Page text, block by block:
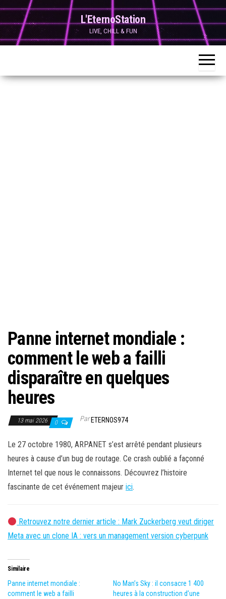
Skip
to
content
L'EternoStation
LIVE, CHILL & FUN
Panne internet mondiale :
comment le web a failli
disparaître en quelques
heures
13 mai 2026 0 ParETERNOS974
Le 27 octobre 1980, ARPANET s’est arrêté pendant plusieurs
heures à cause d’un bug de routage. Ce crash oublié a façonné
Internet tel que nous le connaissons. Découvrez l’histoire
fascinante de cet événement majeur ici.
Retrouvez notre dernier article : Mark Zuckerberg veut diriger
Meta avec un clone IA : vers un management version cyberpunk
Similaire
Panne internet mondiale :
comment le web a failli
No Man’s Sky : il consacre 1 400
heures à la construction d’une